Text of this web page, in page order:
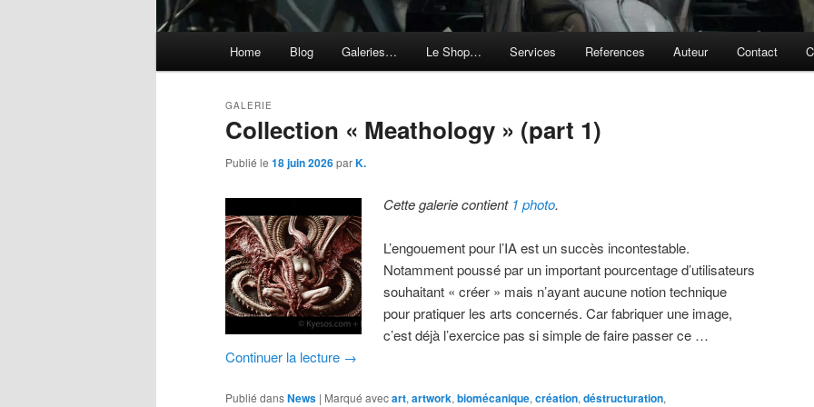
Home Blog Galeries… Le Shop… Services References Auteur Contact
Collection « Meathology » (part 1)
GALERIE
Publié le 18 juin 2026parK.
Cette galerie contient 1 photo.
L’engouement pour l’IA est un succès incontestable.
Notamment poussé par un important pourcentage d’utilisateurs
souhaitant « créer » mais n’ayant aucune notion technique
pour pratiquer les arts concernés. Car fabriquer une image,
c’est déjà l’exercice pas si simple de faire passer ce …
Continuer la lecture →
Publié dansNews | Marqué avecart, artwork, biomécanique, création, déstructuration,